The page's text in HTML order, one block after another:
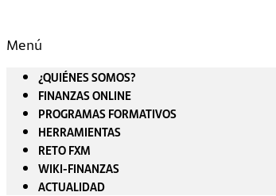
Menú
¿QUIÉNES SOMOS?
FINANZAS ONLINE
PROGRAMAS FORMATIVOS
HERRAMIENTAS
RETO FXM
WIKI-FINANZAS
ACTUALIDAD